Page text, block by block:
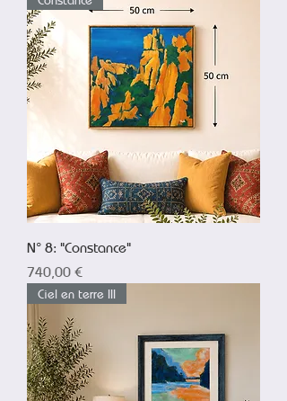
N° 8: "Constance"
Prix
740,00 €
Ciel en terre III